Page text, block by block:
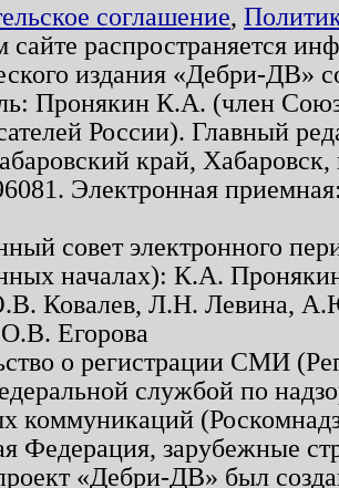
соглашение,
распространяется
издания «Дебри-ДВ»
Пронякин К.А. (член
России). Главный
край,
Электронная
совет электронного
началах): К.А.
Ковалев, Л.Н. Левина,
Егорова
о регистрации СМИ
службой по
коммуникаций
Федерация, зарубежные
«Дебри-ДВ» был